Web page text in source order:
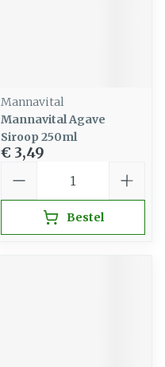
Mannavital
Mannavital Agave
Siroop 250ml
€ 3,49
Bestel